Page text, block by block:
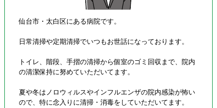
仙台市・太白区にある病院です。
日常清掃や定期清掃でいつもお世話になっております。
トイレ、階段、手摺の清掃から個室のゴミ回収まで、院内
の清潔保持に努めていただいてます。
夏や冬はノロウィルスやインフルエンザの院内感染が怖い
ので、特に念入りに清掃・消毒をしていただいてます。